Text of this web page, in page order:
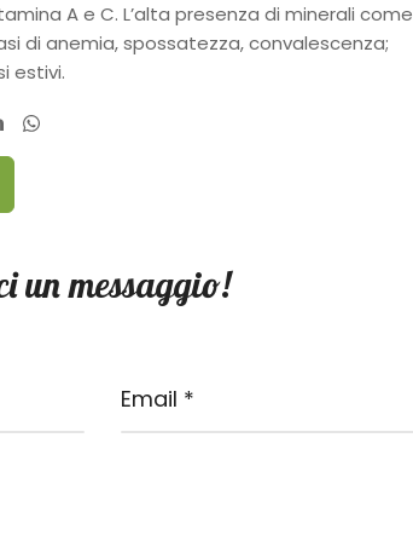
A e C. L’alta presenza di minerali come
di anemia, spossatezza, convalescenza;
estivi.
un messaggio!